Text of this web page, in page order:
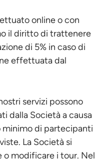
online o con
il diritto di trattenere
di 5% in caso di
effettuata dal
servizi possono
dalla Società a causa
minimo di partecipanti
La Società si
o modificare i tour. Nel